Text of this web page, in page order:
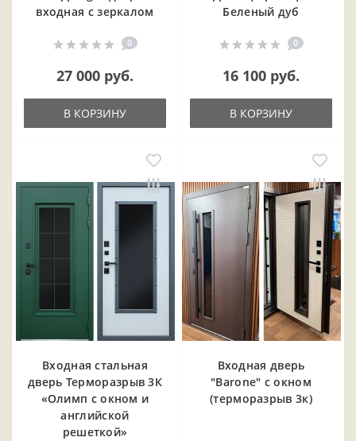
входная с зеркалом
0
27 000 руб.
В КОРЗИНУ
Беленый дуб
0
16 100 руб.
В КОРЗИНУ
Входная cтальная
дверь Терморазрыв 3К
«Олимп с окном и
английской
решеткой»
Входная дверь
"Barone" с окном
(терморазрыв 3к)